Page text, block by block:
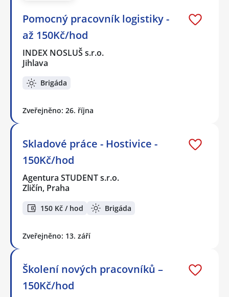
Pomocný pracovník logistiky -
až 150Kč/hod
INDEX NOSLUŠ s.r.o.
Jihlava
Brigáda
Zveřejněno: 26. října
Skladové práce - Hostivice -
150Kč/hod
Agentura STUDENT s.r.o.
Zličín, Praha
150 Kč / hod Brigáda
Zveřejněno: 13. září
Školení nových pracovníků –
150Kč/hod